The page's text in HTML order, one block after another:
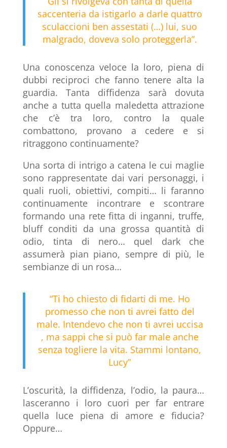
saccenteria da istigarlo a darle quattro
sculaccioni ben assestati (…) lui, suo
malgrado, doveva solo proteggerla”.
Una conoscenza veloce la loro, piena di
dubbi reciproci che fanno tenere alta la
guardia. Tanta diffidenza sarà dovuta
anche a tutta quella maledetta attrazione
che c’è tra loro, contro la quale
combattono, provano a cedere e si
ritraggono continuamente?
Una sorta di intrigo a catena le cui maglie
sono rappresentate dai vari personaggi, i
quali ruoli, obiettivi, compiti… li faranno
continuamente incontrare e scontrare
formando una rete fitta di inganni, truffe,
bluff conditi da una grossa quantità di
odio, tinta di nero… quel dark che
assumerà pian piano, sempre di più, le
sembianze di un rosa…
“Ti ho chiesto di fidarti di me. Ho
promesso che non ti avrei fatto del
male. Intendevo che non ti avrei uccisa
, ma sappi che si può far male anche
senza togliere la vita. Stammi lontano,
Lucy”
L’oscurità, la diffidenza, l’odio, la paura…
lasceranno i loro cuori per far entrare
quella luce piena di amore e fiducia?
Oppure…